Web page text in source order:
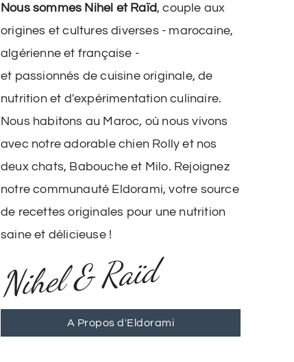
Nous sommes Nihel et Raïd, couple aux
origines et cultures diverses - marocaine,
algérienne et française -
et passionnés de cuisine originale, de
nutrition et d'expérimentation culinaire.
Nous habitons au Maroc, où nous vivons
avec notre adorable chien Rolly et nos
deux chats, Babouche et Milo. Rejoignez
notre communauté Eldorami, votre source
de recettes originales pour une nutrition
saine et délicieuse !
Nihel & Raïd
A Propos d'Eldorami